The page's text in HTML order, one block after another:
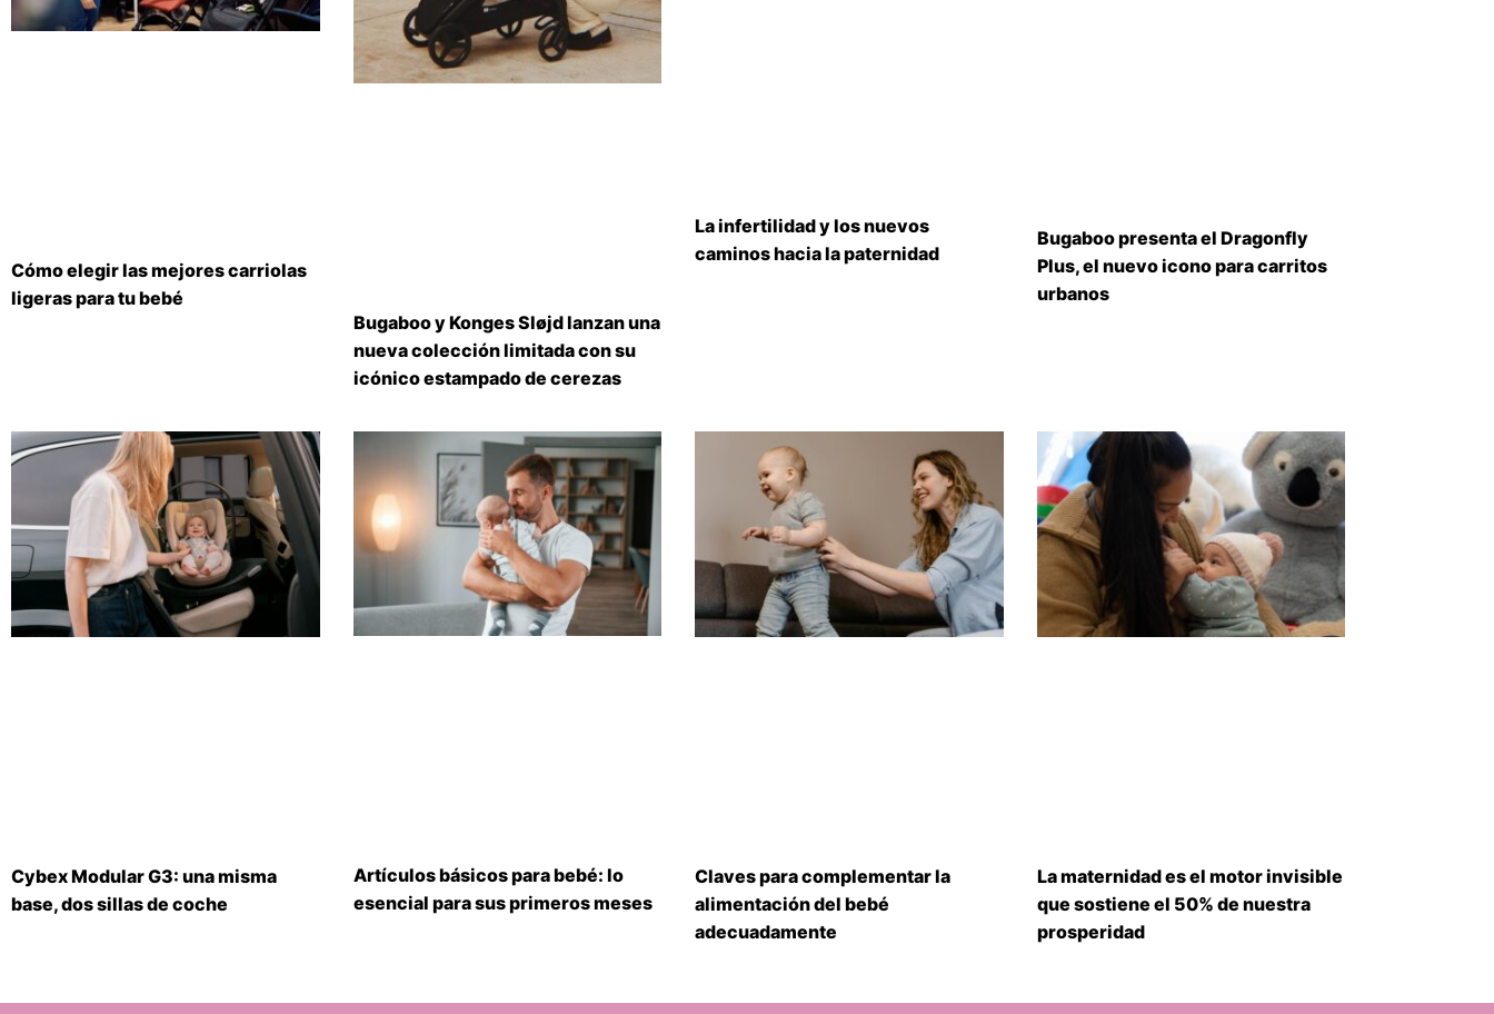
Cómo elegir las mejores carriolas
ligeras para tu bebé
Bugaboo y Konges Sløjd lanzan una
nueva colección limitada con su
icónico estampado de cerezas
La infertilidad y los nuevos
caminos hacia la paternidad
Bugaboo presenta el Dragonfly
Plus, el nuevo icono para carritos
urbanos
Cybex Modular G3: una misma
base, dos sillas de coche
Artículos básicos para bebé: lo
esencial para sus primeros meses
Claves para complementar la
alimentación del bebé
adecuadamente
La maternidad es el motor invisible
que sostiene el 50% de nuestra
prosperidad